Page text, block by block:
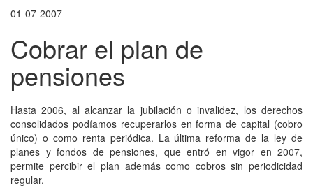
01-07-2007
Cobrar el plan de
pensiones
Hasta 2006, al alcanzar la jubilación o invalidez, los derechos
consolidados podíamos recuperarlos en forma de capital (cobro
único) o como renta periódica. La última reforma de la ley de
planes y fondos de pensiones, que entró en vigor en 2007,
permite percibir el plan además como cobros sin periodicidad
regular.